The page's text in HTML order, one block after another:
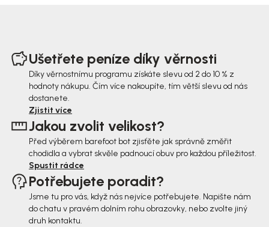
Ušetřete peníze díky věrnosti
Díky věrnostnímu programu získáte slevu od 2 do 10 % z
hodnoty nákupu. Čím více nakoupíte, tím větší slevu od nás
dostanete.
Zjistit více
Jakou zvolit velikost?
Před výběrem barefoot bot zjisťěte jak správně změřit
chodidla a vybrat skvěle padnoucí obuv pro každou příležitost.
Spustit rádce
Potřebujete poradit?
Jsme tu pro vás, když nás nejvíce potřebujete. Napište nám
do chatu v pravém dolním rohu obrazovky, nebo zvolte jiný
druh kontaktu.